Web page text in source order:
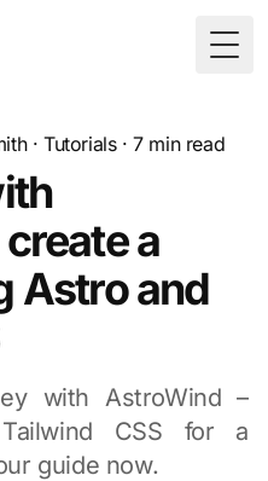
·Tutorials·7min read
a
Astro and
with AstroWind –
CSS for a
guide now.